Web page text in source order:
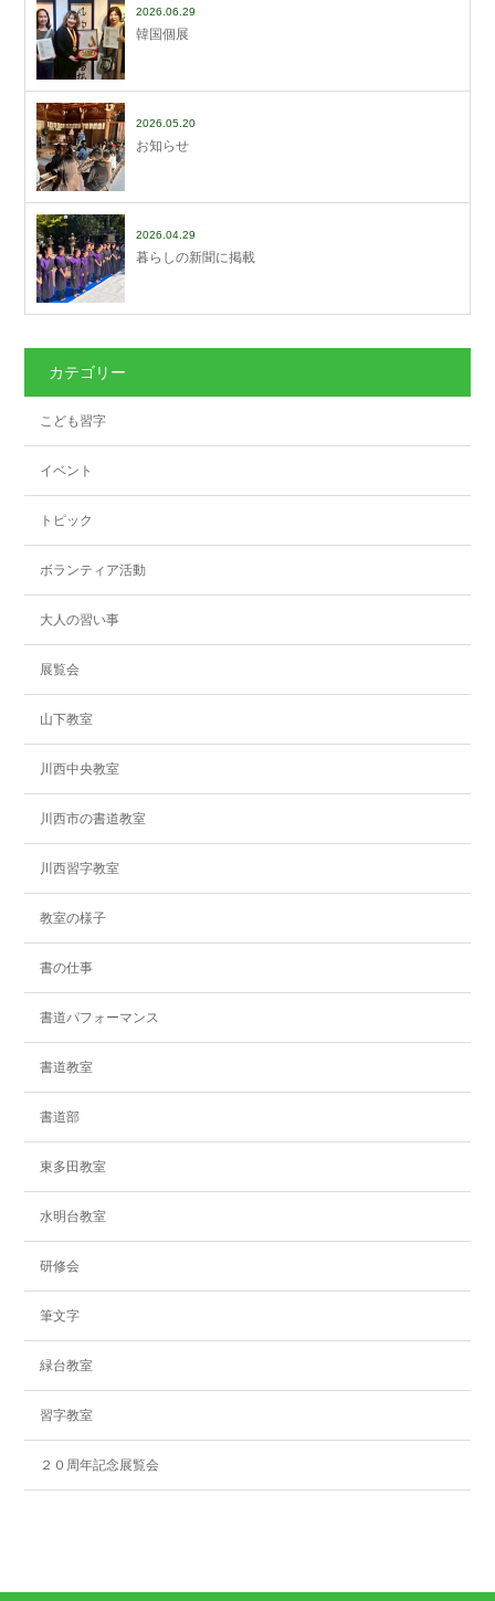
2026.06.29
韓国個展
2026.05.20
お知らせ
2026.04.29
暮らしの新聞に掲載
カテゴリー
こども習字
イベント
トピック
ボランティア活動
大人の習い事
展覧会
山下教室
川西中央教室
川西市の書道教室
川西習字教室
教室の様子
書の仕事
書道パフォーマンス
書道教室
書道部
東多田教室
水明台教室
研修会
筆文字
緑台教室
習字教室
２０周年記念展覧会